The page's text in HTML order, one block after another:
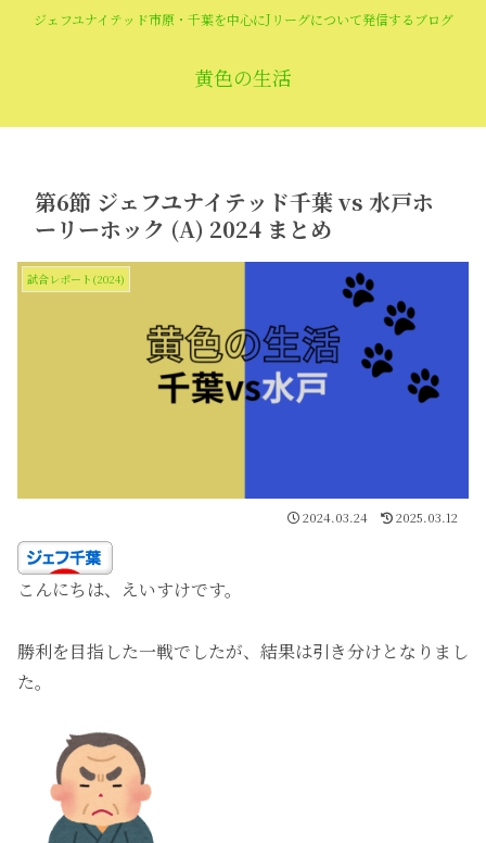
ジェフユナイテッド市原・千葉を中心にJリーグについて発信するブログ
黄色の生活
第6節 ジェフユナイテッド千葉 vs 水戸ホ
ーリーホック (A) 2024 まとめ
試合レポート(2024)
2024.03.24 2025.03.12
こんにちは、えいすけです。
勝利を目指した一戦でしたが、結果は引き分けとなりまし
た。